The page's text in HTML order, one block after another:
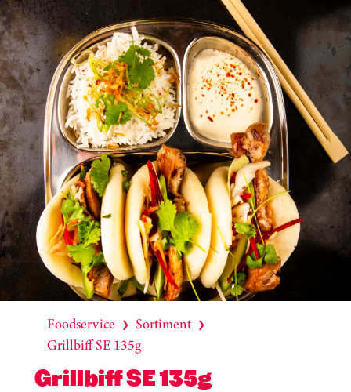
Foodservice ❯ Sortiment ❯
Grillbiff SE 135g
Grillbiff SE 135g